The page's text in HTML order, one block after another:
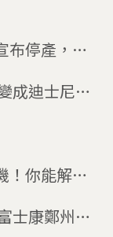
布停產，但
成迪士尼商
！你能解讀
士康鄭州員